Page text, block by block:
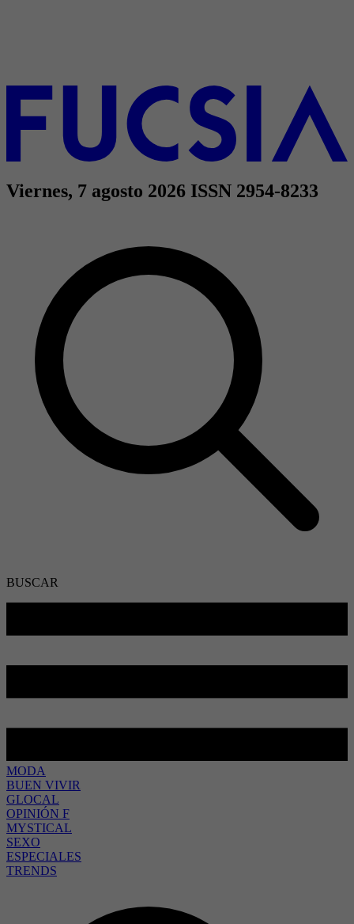
Viernes, 7 agosto 2026 ISSN 2954-8233
BUSCAR
MODA
BUEN VIVIR
GLOCAL
OPINIÓN F
MYSTICAL
SEXO
ESPECIALES
TRENDS